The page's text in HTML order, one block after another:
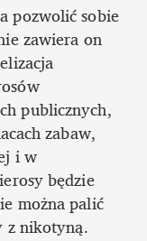
pozwolić sobie
zawiera on
publicznych,
zabaw,
i w
będzie
można palić
z nikotyną.